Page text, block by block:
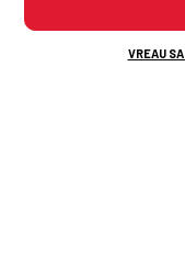
VREAU